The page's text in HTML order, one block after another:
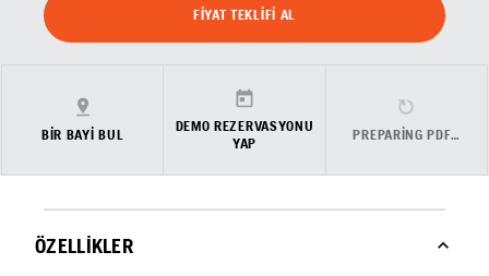
FIYAT TEKLIFI AL
BIR BAYI BUL
DEMO REZERVASYONU
YAP
PREPARING PDF…
ÖZELLIKLER